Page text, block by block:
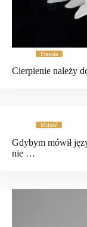
Prawda
Cierpienie należy
Miłość
Gdybym mówił
nie …